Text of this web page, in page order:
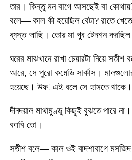
তার। কিন্তু মন বাগে আসছেই বা কোথায়?
বলে— কাল কী হয়েছিল বেটা? রাতে
ব্যস্ত আছি। তোর মা খুব টেনশন
ঘরের মাঝখানে রাখা চেয়ারটা নিয়ে
আরে, সে পুরো কমেডি সার্কাস।
হয়েছে। উফ! এই বলে সে হাসতে থাকে।
দীনদয়াল মাথামুণ্ডু কিছুই বুঝতে পারে
বলবি তো।
সতীশ বলে— কাল ওই বাদশাবাগে